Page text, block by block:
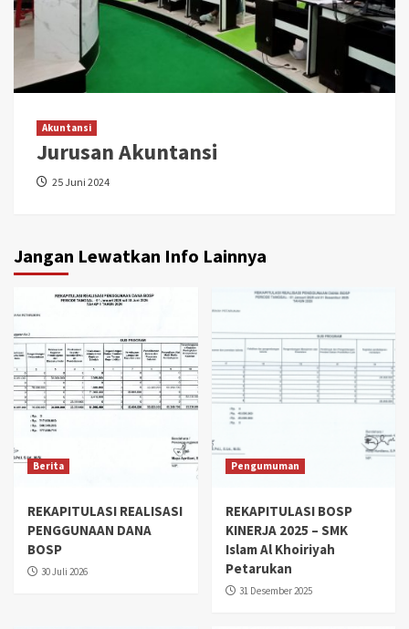
Akuntansi
Jurusan Akuntansi
25 Juni 2024
Jangan Lewatkan Info Lainnya
Berita
REKAPITULASI REALISASI
PENGGUNAAN DANA
BOSP
30 Juli 2026
Pengumuman
REKAPITULASI BOSP
KINERJA 2025 – SMK
Islam Al Khoiriyah
Petarukan
31 Desember 2025